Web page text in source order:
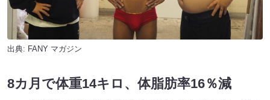
出典: FANY マガジン
8カ月で体重14キロ、体脂肪率16％減